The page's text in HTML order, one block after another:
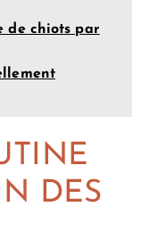
de chiots par
DES